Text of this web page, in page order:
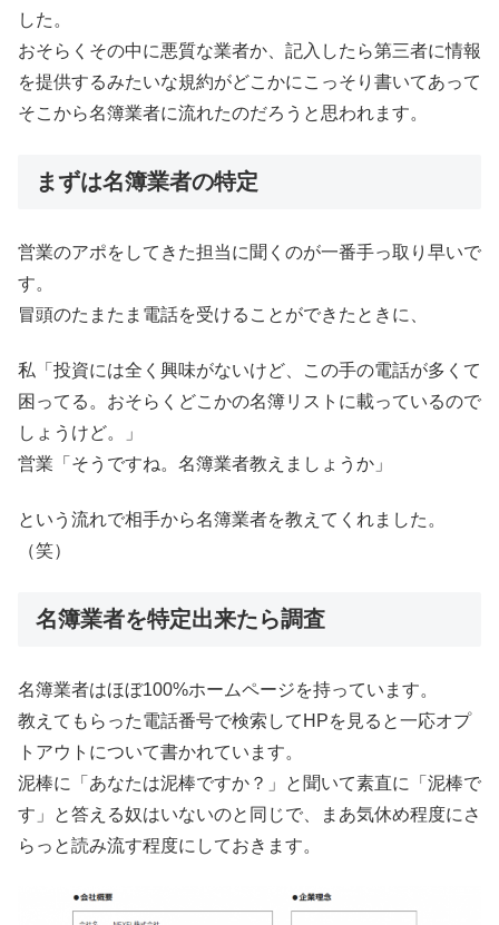
した。
おそらくその中に悪質な業者か、記入したら第三者に情報
を提供するみたいな規約がどこかにこっそり書いてあって
そこから名簿業者に流れたのだろうと思われます。
まずは名簿業者の特定
営業のアポをしてきた担当に聞くのが一番手っ取り早いで
す。
冒頭のたまたま電話を受けることができたときに、
私「投資には全く興味がないけど、この手の電話が多くて
困ってる。おそらくどこかの名簿リストに載っているので
しょうけど。」
営業「そうですね。名簿業者教えましょうか」
という流れで相手から名簿業者を教えてくれました。
（笑）
名簿業者を特定出来たら調査
名簿業者はほぼ100%ホームページを持っています。
教えてもらった電話番号で検索してHPを見ると一応オプ
トアウトについて書かれています。
泥棒に「あなたは泥棒ですか？」と聞いて素直に「泥棒で
す」と答える奴はいないのと同じで、まあ気休め程度にさ
らっと読み流す程度にしておきます。